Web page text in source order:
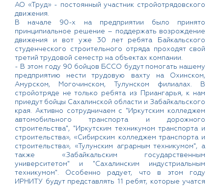
АО «Труд» - постоянный участник стройотрядовского
движения.
В начале 90-х на предприятии было принято
принципиальное решение – поддержать возрождение
движения и вот уже 30 лет ребята Байкальского
студенческого строительного отряда проходят свой
третий трудовой семестр на объектах компании.
- В этом году 90 бойцов БССО будут помогать нашему
предприятию нести трудовую вахту на Охинском,
Амурском, Могочинском, Тулунском филиалах. В
стройотряде не только ребята из Приангарья, к нам
приедут бойцы Сахалинской области и Забайкальского
края. Активно сотрудничаем с "Иркутским колледжем
автомобильного транспорта и дорожного
строительства", "Иркутским техникумом транспорта и
строительства», «Сибирским колледжем транспорта и
строительства», «Тулунским аграрным техникумом", а
также «Забайкальским государственным
университетом" и "Сахалинским индустриальным
техникумом". Особенно радует, что в этом году
ИРНИТУ будут представлять 11 ребят, которые учатся